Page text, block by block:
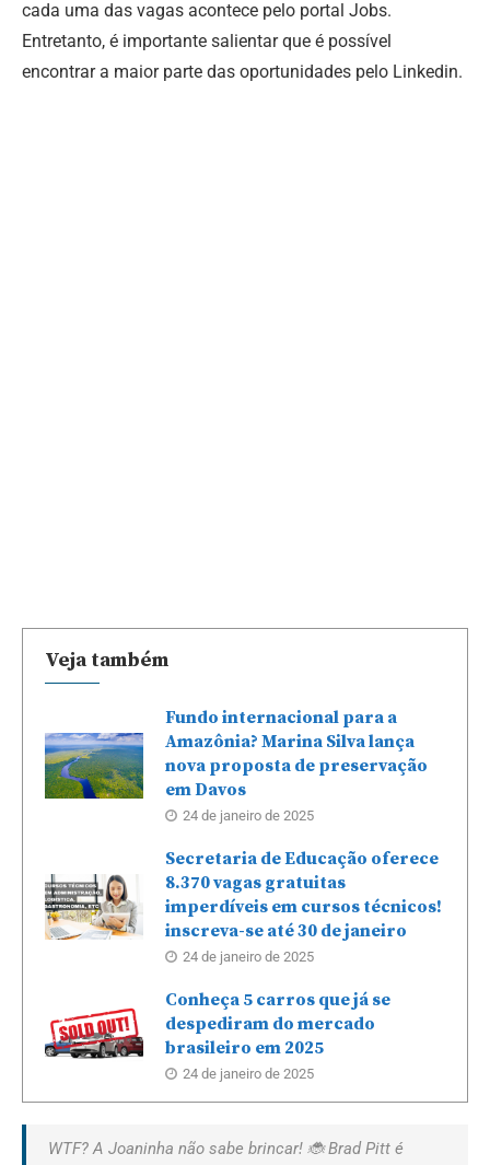
cada uma das vagas acontece pelo portal Jobs.
Entretanto, é importante salientar que é possível
encontrar a maior parte das oportunidades pelo Linkedin.
Veja também
Fundo internacional para a
Amazônia? Marina Silva lança
nova proposta de preservação
em Davos
24 de janeiro de 2025
Secretaria de Educação oferece
8.370 vagas gratuitas
imperdíveis em cursos técnicos!
inscreva-se até 30 de janeiro
24 de janeiro de 2025
Conheça 5 carros que já se
despediram do mercado
brasileiro em 2025
24 de janeiro de 2025
WTF? A Joaninha não sabe brincar! 🐞 Brad Pitt é